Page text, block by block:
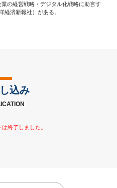
の経営戦略・デジタル化戦略に助言す
経済新報社）がある。
込み